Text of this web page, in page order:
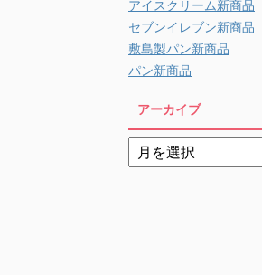
アイスクリーム新商品
セブンイレブン新商品
敷島製パン新商品
パン新商品
アーカイブ